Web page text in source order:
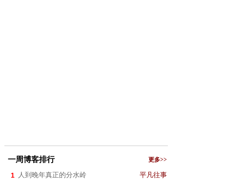
一周博客排行 更多>>
1 人到晚年真正的分水岭 平凡往事